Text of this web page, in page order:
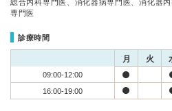
総合内科専門医、消化器病専門医、消化器
専門医
診療時間
月 火
09:00-12:00
16:00-19:00